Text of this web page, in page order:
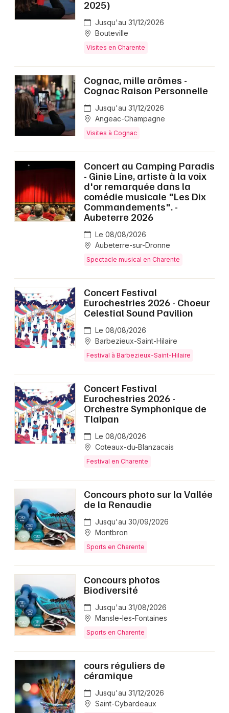
2025)
Jusqu'au 31/12/2026
Bouteville
Visites en Charente
Cognac, mille arômes -
Cognac Raison Personnelle
Jusqu'au 31/12/2026
Angeac-Champagne
Visites à Cognac
Concert au Camping Paradis
- Ginie Line, artiste à la voix
d'or remarquée dans la
comédie musicale "Les Dix
Commandements". -
Aubeterre 2026
Le 08/08/2026
Aubeterre-sur-Dronne
Spectacle musical en Charente
Concert Festival
Eurochestries 2026 - Choeur
Celestial Sound Pavilion
Le 08/08/2026
Barbezieux-Saint-Hilaire
Festival à Barbezieux-Saint-Hilaire
Concert Festival
Eurochestries 2026 -
Orchestre Symphonique de
Tlalpan
Le 08/08/2026
Coteaux-du-Blanzacais
Festival en Charente
Concours photo sur la Vallée
de la Renaudie
Jusqu'au 30/09/2026
Montbron
Sports en Charente
Concours photos
Biodiversité
Jusqu'au 31/08/2026
Mansle-les-Fontaines
Sports en Charente
cours réguliers de
céramique
Jusqu'au 31/12/2026
Saint-Cybardeaux